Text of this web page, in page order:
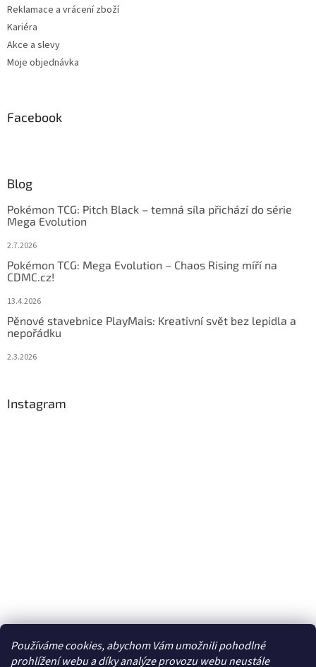
Používáme cookies, abychom Vám umožnili pohodlné
prohlížení webu a díky analýze provozu webu neustále
Reklamace a vrácení zboží
Kariéra
Akce a slevy
Moje objednávka
Facebook
Blog
Pokémon TCG: Pitch Black – temná síla přichází do série
Mega Evolution
2.7.2026
Pokémon TCG: Mega Evolution – Chaos Rising míří na
CDMC.cz!
13.4.2026
Pěnové stavebnice PlayMais: Kreativní svět bez lepidla a
nepořádku
2.3.2026
Instagram
Sledovat na Instagramu